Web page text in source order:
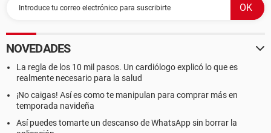
NOVEDADES
La regla de los 10 mil pasos. Un cardiólogo explicó lo que es
realmente necesario para la salud
¡No caigas! Así es como te manipulan para comprar más en
temporada navideña
Así puedes tomarte un descanso de WhatsApp sin borrar la